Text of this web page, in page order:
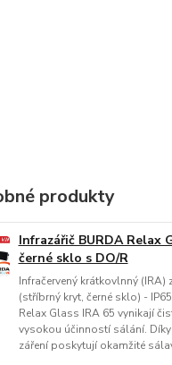
produkty
Infrazářič BURDA Relax
černé sklo s DO/R
Infračervený krátkovlnný
(stříbrný kryt, černé sklo) -
Relax Glass IRA 65 vynikají
vysokou účinností sálání.
záření poskytují okamžité